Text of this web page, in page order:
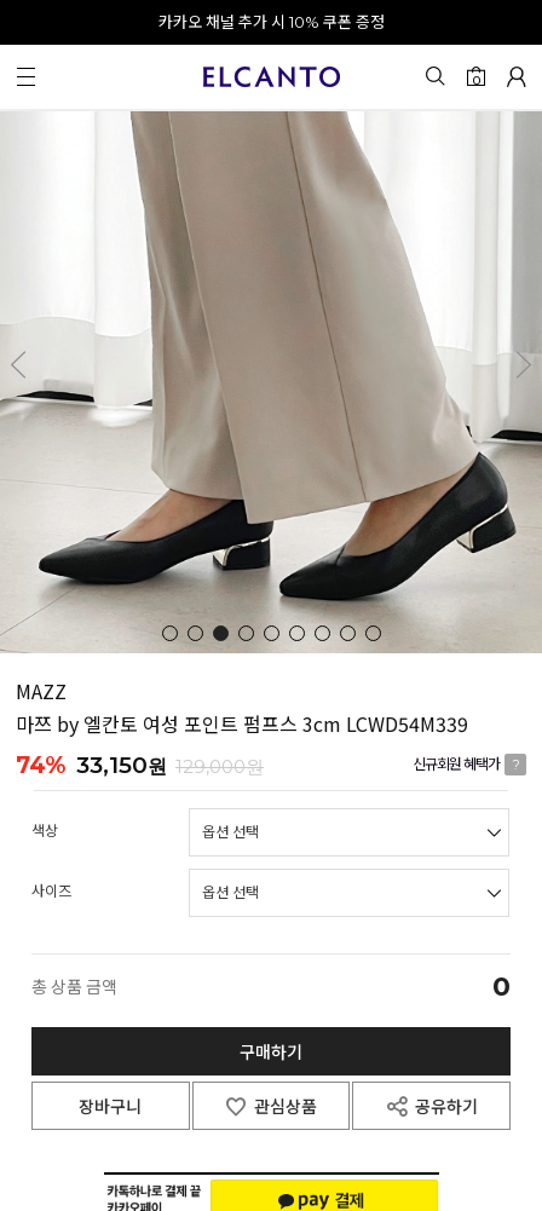
오전 10시 이전 결제 완료 시 오늘 출발!
회원가입 시 최대 20% 쿠폰 지급
카카오 채널 추가 시 10% 쿠폰 증정
0
MAZZ
마쯔 by 엘칸토 여성 포인트 펌프스 3cm LCWD54M339
74% 33,150원 129,000원 신규회원 혜택가 ?
색상
사이즈
총 상품 금액 0
구매하기
장바구니 관심상품 공유하기